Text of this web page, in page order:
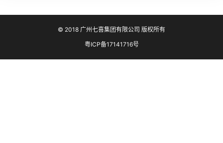
© 2018 广州七喜集团有限公司 版权所有
粤ICP备17141716号